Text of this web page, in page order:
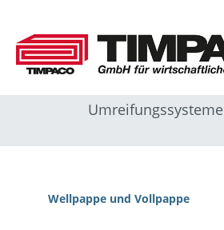
Umreifungssysteme
Wellpappe und Vollpappe